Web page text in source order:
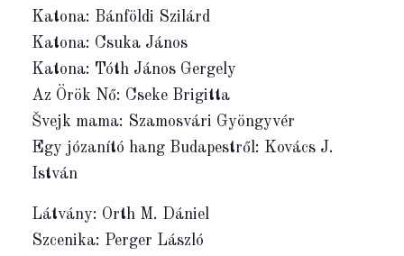
Katona: Bánföldi Szilárd
Katona: Csuka János
Katona: Tóth János Gergely
Az Örök Nő: Cseke Brigitta
Švejk mama: Szamosvári Gyöngyvér
Egy józanító hang Budapestről: Kovács J.
István
Látvány: Orth M. Dániel
Szcenika: Perger László